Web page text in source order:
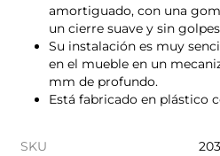
amortiguado, con una
un cierre suave y sin
Su instalación es muy
en el mueble en un
mm de profundo.
Está fabricado en plástico
SKU